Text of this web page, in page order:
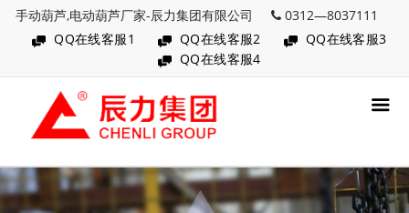
手动葫芦,电动葫芦厂家-辰力集团有限公司
0312—8037111
QQ在线客服1
QQ在线客服2
QQ在线客服3
QQ在线客服4